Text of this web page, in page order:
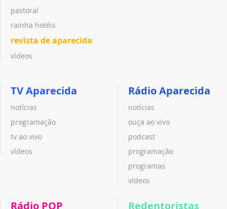
pastoral
rainha hotéis
revista de aparecida
vídeos
TV Aparecida
notícias
programação
tv ao vivo
vídeos
Rádio Aparecida
notícias
ouça ao vivo
podcast
programação
programas
vídeos
Rádio POP Redentoristas